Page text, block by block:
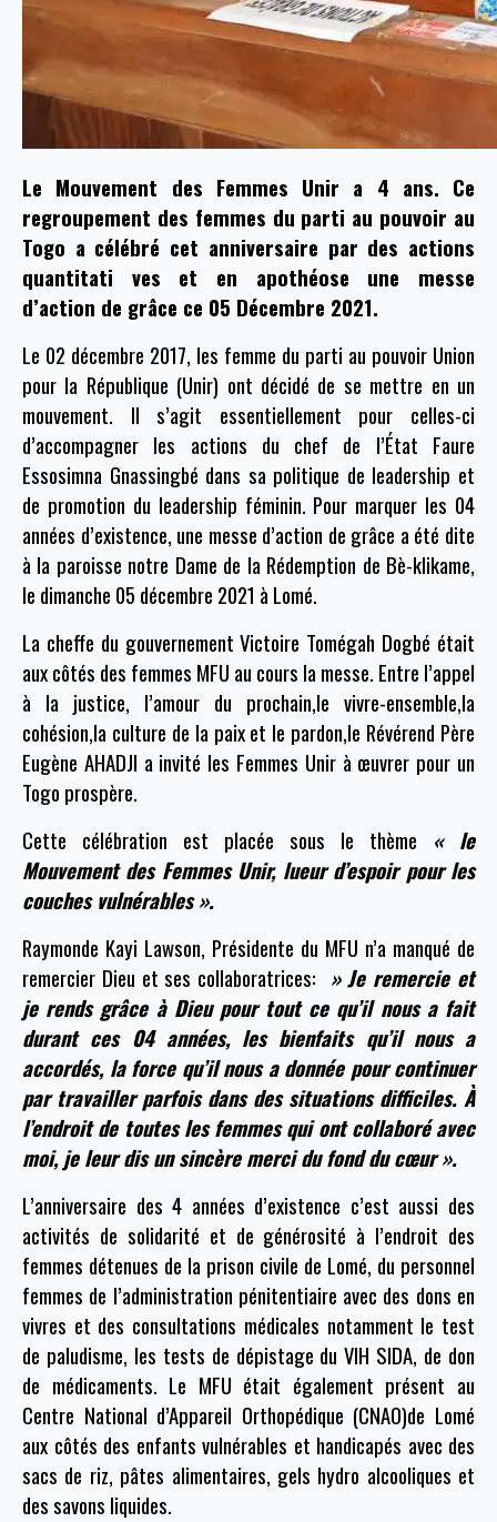
Le Mouvement des Femmes Unir a 4 ans. Ce
regroupement des femmes du parti au pouvoir au
Togo a célébré cet anniversaire par des actions
quantitati ves et en apothéose une messe
d’action de grâce ce 05 Décembre 2021.
Le 02 décembre 2017, les femme du parti au pouvoir Union
pour la République (Unir) ont décidé de se mettre en un
mouvement. Il s’agit essentiellement pour celles-ci
d’accompagner les actions du chef de l’État Faure
Essosimna Gnassingbé dans sa politique de leadership et
de promotion du leadership féminin. Pour marquer les 04
années d’existence, une messe d’action de grâce a été dite
à la paroisse notre Dame de la Rédemption de Bè-klikame,
le dimanche 05 décembre 2021 à Lomé.
La cheffe du gouvernement Victoire Tomégah Dogbé était
aux côtés des femmes MFU au cours la messe. Entre l’appel
à la justice, l’amour du prochain,le vivre-ensemble,la
cohésion,la culture de la paix et le pardon,le Révérend Père
Eugène AHADJI a invité les Femmes Unir à œuvrer pour un
Togo prospère.
Cette célébration est placée sous le thème « le
Mouvement des Femmes Unir, lueur d’espoir pour les
couches vulnérables ».
Raymonde Kayi Lawson, Présidente du MFU n’a manqué de
remercier Dieu et ses collaboratrices: » Je remercie et
je rends grâce à Dieu pour tout ce qu’il nous a fait
durant ces 04 années, les bienfaits qu’il nous a
accordés, la force qu’il nous a donnée pour continuer
par travailler parfois dans des situations difficiles. À
l’endroit de toutes les femmes qui ont collaboré avec
moi, je leur dis un sincère merci du fond du cœur ».
L’anniversaire des 4 années d’existence c’est aussi des
activités de solidarité et de générosité à l’endroit des
femmes détenues de la prison civile de Lomé, du personnel
femmes de l’administration pénitentiaire avec des dons en
vivres et des consultations médicales notamment le test
de paludisme, les tests de dépistage du VIH SIDA, de don
de médicaments. Le MFU était également présent au
Centre National d’Appareil Orthopédique (CNAO)de Lomé
aux côtés des enfants vulnérables et handicapés avec des
sacs de riz, pâtes alimentaires, gels hydro alcooliques et
des savons liquides.